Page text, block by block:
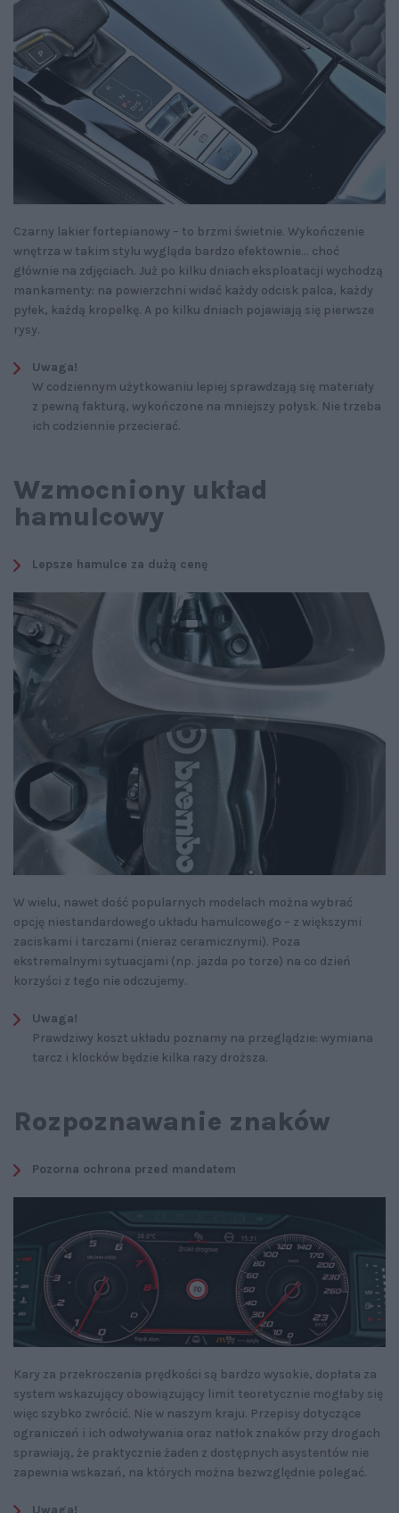
Czarny lakier fortepianowy – to brzmi świetnie. Wykończenie
wnętrza w takim stylu wygląda bardzo efektownie... choć
głównie na zdjęciach. Już po kilku dniach eksploatacji wychodzą
mankamenty: na powierzchni widać każdy odcisk palca, każdy
pyłek, każdą kropelkę. A po kilku dniach pojawiają się pierwsze
rysy.
Uwaga!
W codziennym użytkowaniu lepiej sprawdzają się materiały
z pewną fakturą, wykończone na mniejszy połysk. Nie trzeba
ich codziennie przecierać.
Wzmocniony układ
hamulcowy
Lepsze hamulce za dużą cenę
W wielu, nawet dość popularnych modelach można wybrać
opcję niestandardowego układu hamulcowego – z większymi
zaciskami i tarczami (nieraz ceramicznymi). Poza
ekstremalnymi sytuacjami (np. jazda po torze) na co dzień
korzyści z tego nie odczujemy.
Uwaga!
Prawdziwy koszt układu poznamy na przeglądzie: wymiana
tarcz i klocków będzie kilka razy droższa.
Rozpoznawanie znaków
Pozorna ochrona przed mandatem
Kary za przekroczenia prędkości są bardzo wysokie, dopłata za
system wskazujący obowiązujący limit teoretycznie mogłaby się
więc szybko zwrócić. Nie w naszym kraju. Przepisy dotyczące
ograniczeń i ich odwoływania oraz natłok znaków przy drogach
sprawiają, że praktycznie żaden z dostępnych asystentów nie
zapewnia wskazań, na których można bezwzględnie polegać.